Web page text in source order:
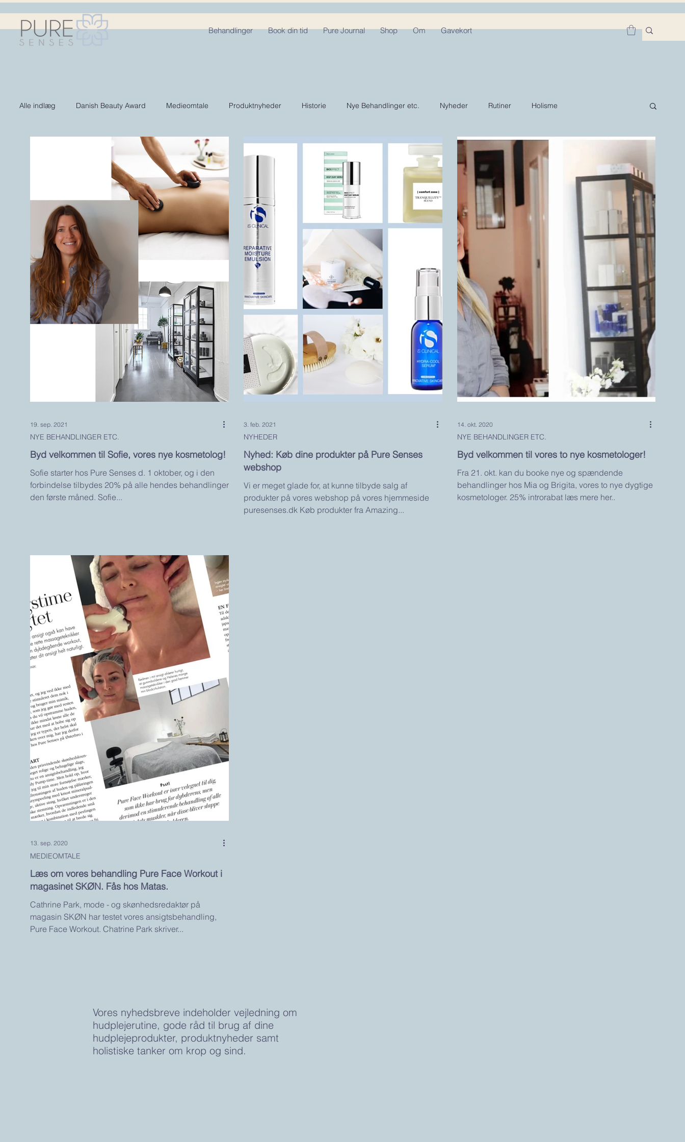
Behandlinger Book din tid Pure Journal Shop Om Gavekort
Alle indlæg Danish Beauty Award Medieomtale Produktnyheder Historie Nye Behandlinger etc. Nyheder Rutiner Holisme
Byd velkommen til Sofie, vores nye kosmetolog!
Sofie starter hos Pure Senses d. 1 oktober, og i den
forbindelse tilbydes 20% på alle hendes behandlinger
den første måned. Sofie...
NYE BEHANDLINGER ETC.
19. sep. 2021
Nyhed: Køb dine produkter på Pure Senses
webshop
Vi er meget glade for, at kunne tilbyde salg af
produkter på vores webshop på vores hjemmeside
puresenses.dk Køb produkter fra Amazing...
NYHEDER
3. feb. 2021
Byd velkommen til vores to nye kosmetologer!
Fra 21. okt. kan du booke nye og spændende
behandlinger hos Mia og Brigita, vores to nye dygtige
kosmetologer. 25% introrabat læs mere her..
NYE BEHANDLINGER ETC.
14. okt. 2020
Læs om vores behandling Pure Face Workout i
magasinet SKØN. Fås hos Matas.
Cathrine Park, mode - og skønhedsredaktør på
magasin SKØN har testet vores ansigtsbehandling,
Pure Face Workout. Chatrine Park skriver...
MEDIEOMTALE
13. sep. 2020
Vores nyhedsbreve indeholder vejledning om
hudplejerutine, gode råd til brug af dine
hudplejeprodukter, produktnyheder samt
holistiske tanker om krop og sind.